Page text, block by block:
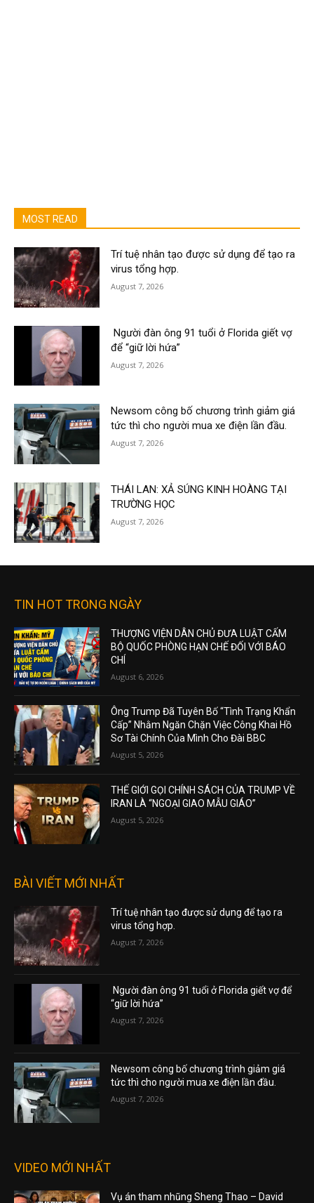
MOST READ
Trí tuệ nhân tạo được sử dụng để tạo ra
virus tổng hợp.
August 7, 2026
Người đàn ông 91 tuổi ở Florida giết vợ
để “giữ lời hứa”
August 7, 2026
Newsom công bố chương trình giảm giá
tức thì cho người mua xe điện lần đầu.
August 7, 2026
THÁI LAN: XẢ SÚNG KINH HOÀNG TẠI
TRƯỜNG HỌC
August 7, 2026
TIN HOT TRONG NGÀY
THƯỢNG VIỆN DÂN CHỦ ĐƯA LUẬT CẤM
BỘ QUỐC PHÒNG HẠN CHẾ ĐỐI VỚI BÁO
CHÍ
August 6, 2026
Ông Trump Đã Tuyên Bố “Tình Trạng Khẩn
Cấp” Nhằm Ngăn Chặn Việc Công Khai Hồ
Sơ Tài Chính Của Mình Cho Đài BBC
August 5, 2026
THẾ GIỚI GỌI CHÍNH SÁCH CỦA TRUMP VỀ
IRAN LÀ “NGOẠI GIAO MẪU GIÁO”
August 5, 2026
BÀI VIẾT MỚI NHẤT
Trí tuệ nhân tạo được sử dụng để tạo ra
virus tổng hợp.
August 7, 2026
Người đàn ông 91 tuổi ở Florida giết vợ để
“giữ lời hứa”
August 7, 2026
Newsom công bố chương trình giảm giá
tức thì cho người mua xe điện lần đầu.
August 7, 2026
VIDEO MỚI NHẤT
Vụ án tham nhũng Sheng Thao – David